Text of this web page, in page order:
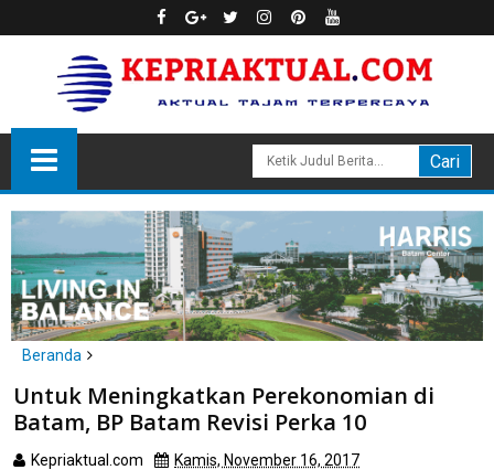
Beranda
Untuk Meningkatkan Perekonomian di Batam, BP Batam Revisi
Untuk Meningkatkan Perekonomian di
Batam, BP Batam Revisi Perka 10
Kepriaktual.com Kamis, November 16, 2017